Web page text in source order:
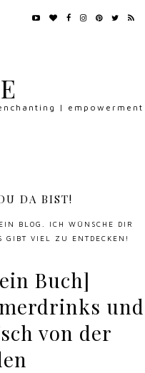
| empowerment
DA BIST!
BLOG. ICH WÜNSCHE DIR
VIEL ZU ENTDECKEN!
Buch]
und
von der